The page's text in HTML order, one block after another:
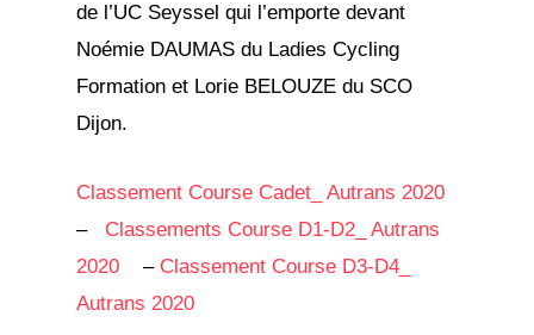
de l’UC Seyssel qui l’emporte devant
Noémie DAUMAS du Ladies Cycling
Formation et Lorie BELOUZE du SCO
Dijon.
Classement Course Cadet_ Autrans 2020
– Classements Course D1-D2_ Autrans
2020 – Classement Course D3-D4_
Autrans 2020